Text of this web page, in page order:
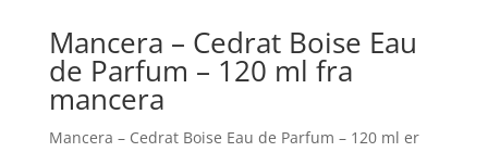
Mancera – Cedrat Boise Eau
de Parfum – 120 ml fra
mancera
Mancera – Cedrat Boise Eau de Parfum – 120 ml er